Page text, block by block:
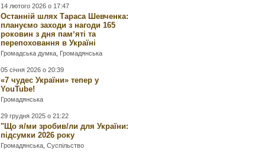
14 лютого 2026 о 17:47
Останній шлях Тараса Шевченка:
плануємо заходи з нагоди 165
роковин з дня памʼяті та
перепоховання в Україні
Громадська думка Громадянська
05 січня 2026 о 20:39
«7 чудес України» тепер у
YouTube!
Громадянська
29 грудня 2025 о 21:22
"Що я/ми зробив/ли для України:
підсумки 2026 року
Громадянська ,Суспільство